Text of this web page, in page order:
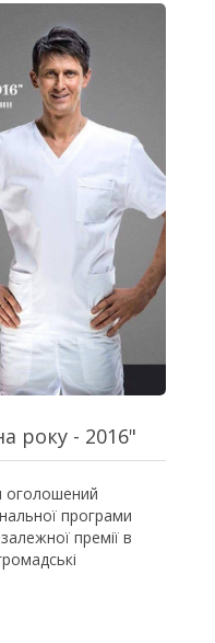
року - 2016"
оголошений
програми
премії в